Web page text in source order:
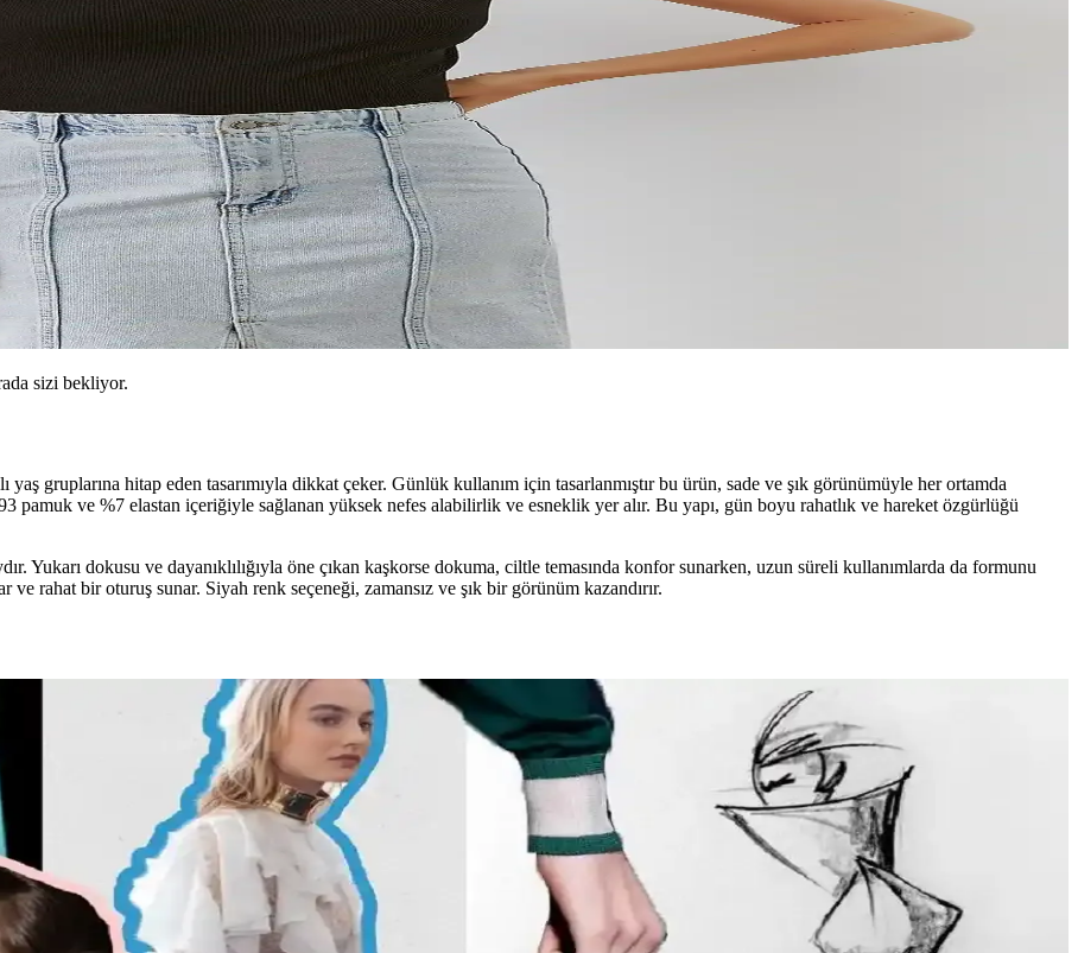
sizi bekliyor.
gruplarına hitap eden tasarımıyla dikkat çeker. Günlük kullanım için tasarlanmıştır bu ürün, sade ve şık görünümüyle her ortamda
pamuk ve %7 elastan içeriğiyle sağlanan yüksek nefes alabilirlik ve esneklik yer alır. Bu yapı, gün boyu rahatlık ve hareket özgürlüğü
Yukarı dokusu ve dayanıklılığıyla öne çıkan kaşkorse dokuma, ciltle temasında konfor sunarken, uzun süreli kullanımlarda da formunu
rahat bir oturuş sunar. Siyah renk seçeneği, zamansız ve şık bir görünüm kazandırır.
Günümüzdeki Yansımaları
özelliklere dayalı popülerliği ve aşırı yüceltilmesiyle tartışılıyor. Günümüzde moda daha fazla bireysellik ve çeşitlilik arıyor.
Uygun Kombinasyonlar ve Ayakkabı Seçimi
seçimi, günlük kombin önerileri ve rahat ayakkabı markalarıyla şıklığı yakalayın. İkinci el lüks ürün alımında dikkat edilmesi gerekenler
Uygun Stil Önerileri